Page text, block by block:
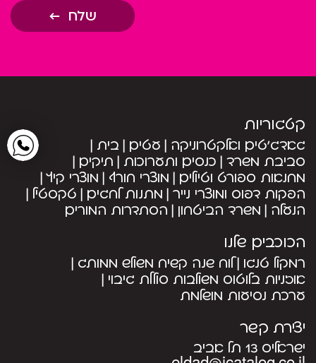
שלח
קטגוריות
גאדג’טים ואלקטרוניקה עטים בית
סביבת משרד כנסים ותערוכות תיקים
מחנאות ספורט וטיולים מוצרי חורף מוצרי קיץ
הפקות דפוס ומוצרי נייר מתנות לחגים טקסטיל
הנעלה משרד הביטחון הסתדרות המורים
הכוכבים שלנו
רמקול טנגו לוח שנה קשיח משולש ממותג
אוזניות בלוטוס משולבות סוללת גיבוי
ערכת נסיעות מושלמת
יצירת קשר
ישראליס 13 תל אביב